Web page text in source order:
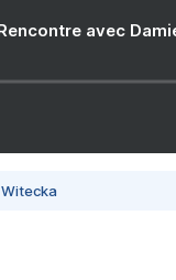
avec